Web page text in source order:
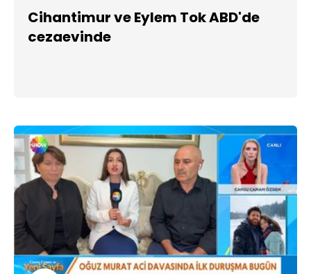
Cihantimur ve Eylem Tok ABD'de
cezaevinde